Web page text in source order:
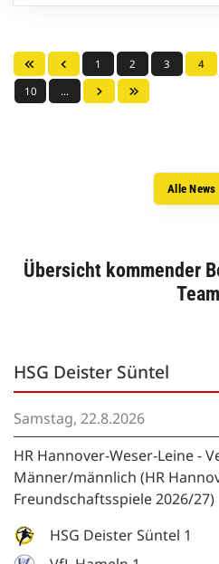
1 2 3 4
10
…
Alle News
Übersicht kommender
HSG Deister Süntel
Samstag, 22.8.2026
HR Hannover-Weser-Leine -
Männer/männlich (HR
Freundschaftsspiele 2026/27)
HSG Deister Süntel 1